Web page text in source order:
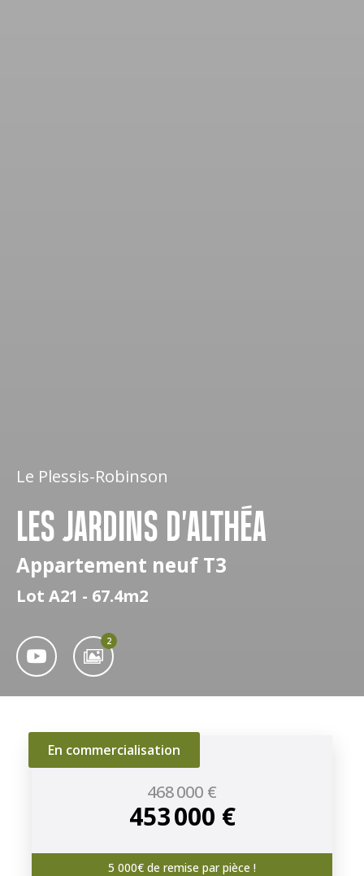
Le Plessis-Robinson
LES JARDINS D'ALTHÉA
Appartement neuf T3
Lot A21 - 67.4m2
2
En commercialisation
468 000 €
453 000 €
5 000€ de remise par pièce !